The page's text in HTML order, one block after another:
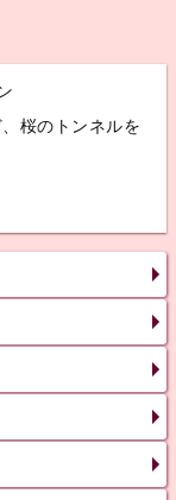
桜のトンネルを